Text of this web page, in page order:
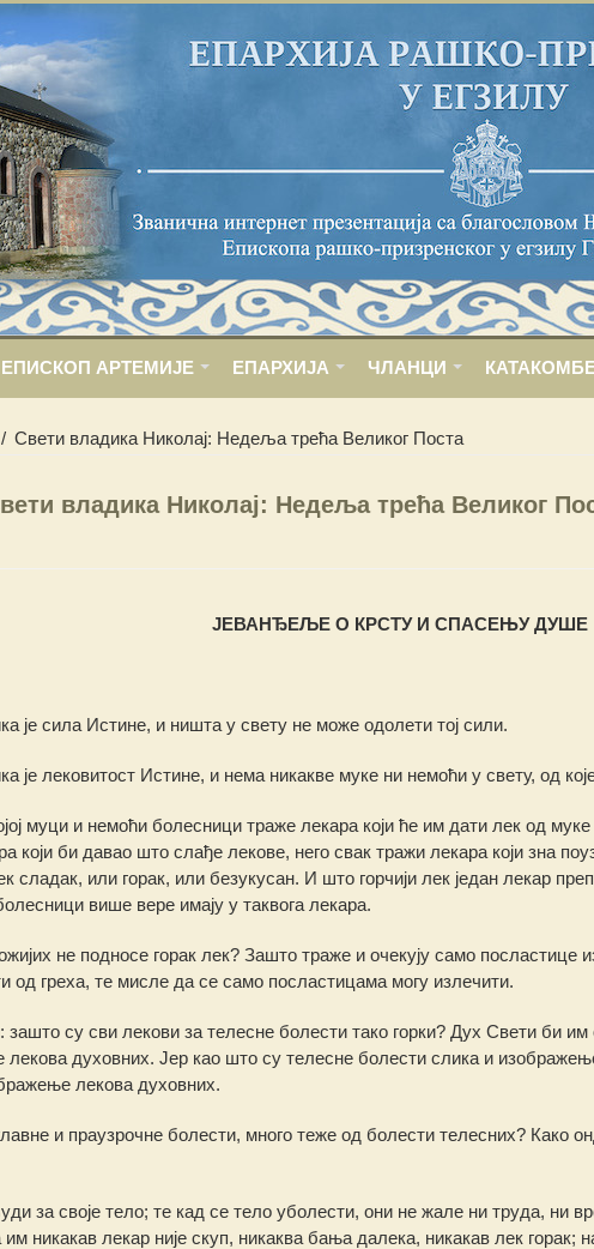
ЕПИСКОП АРТЕМИЈЕ ЕПАРХИЈА ЧЛАНЦИ
/ Свети владика Николај: Недеља трећа Великог Поста
владика Николај: Недеља трећа Великог
ЈЕВАНЂЕЉЕ О КРСТУ И СПАСЕЊУ ДУШЕ
је сила Истине, и ништа у свету не може одолети тој сили.
је лековитост Истине, и нема никакве муке ни немоћи у свету, од
муци и немоћи болесници траже лекара који ће им дати лек од
који би давао што слађе лекове, него свак тражи лекара који зна
сладак, или горак, или безукусан. И што горчији лек један лекар
више вере имају у таквога лекара.
не подносе горак лек? Зашто траже и очекују само посластице
од греха, те мисле да се само посластицама могу излечити.
су сви лекови за телесне болести тако горки? Дух Свети би им
лекова духовних. Јер као што су телесне болести слика и
лекова духовних.
и праузрочне болести, много теже од болести телесних? Како
за своје тело; те кад се тело уболести, они не жале ни труда, ни
никакав лекар није скуп, никаква бања далека, никакав лек горак;